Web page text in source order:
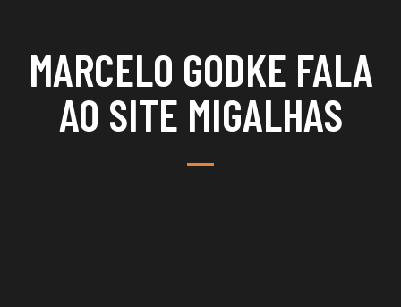
MARCELO GODKE FALA
AO SITE MIGALHAS